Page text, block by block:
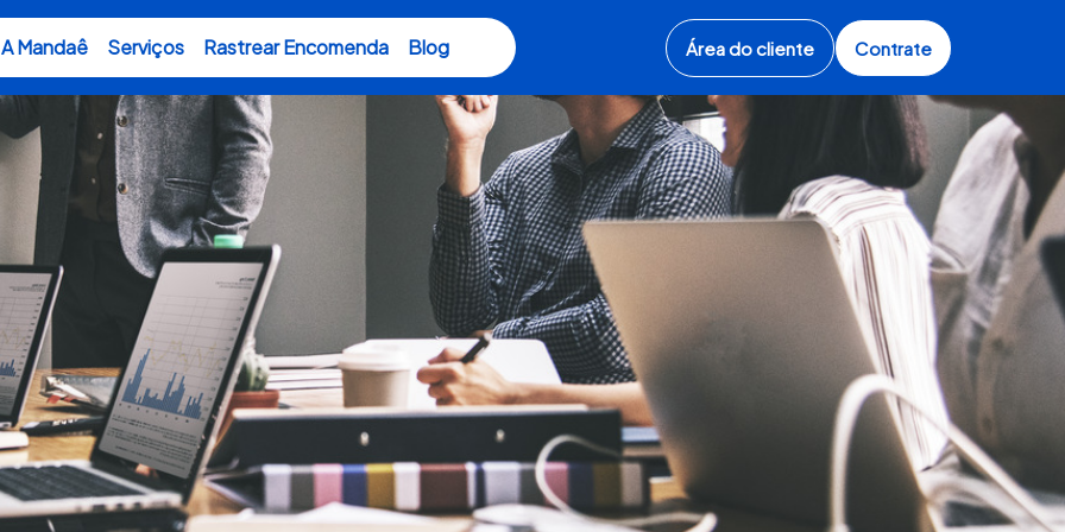
A Mandaê Serviços Rastrear Encomenda Blog Área do cliente Contrate